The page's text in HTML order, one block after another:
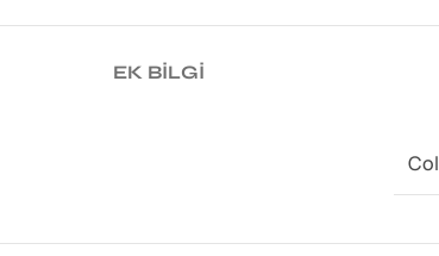
EK BILGI